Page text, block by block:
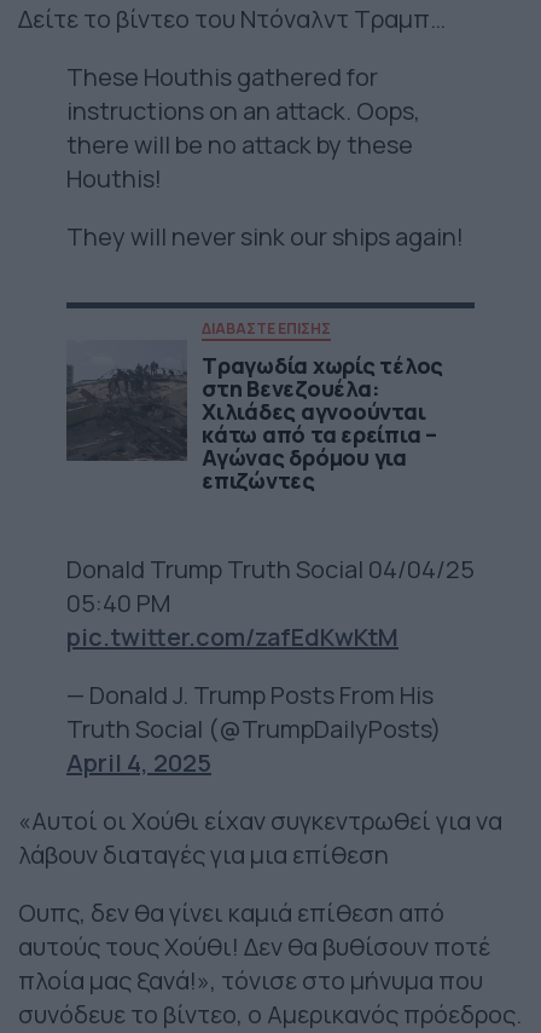
Δείτε το βίντεο του Ντόναλντ Τραμπ…
These Houthis gathered for
instructions on an attack. Oops,
there will be no attack by these
Houthis!
They will never sink our ships again!
ΔΙΑΒΑΣΤΕ ΕΠΙΣΗΣ
Τραγωδία χωρίς τέλος
στη Βενεζουέλα:
Χιλιάδες αγνοούνται
κάτω από τα ερείπια –
Αγώνας δρόμου για
επιζώντες
Donald Trump Truth Social 04/04/25
05:40 PM
pic.twitter.com/zafEdKwKtM
— Donald J. Trump Posts From His
Truth Social (@TrumpDailyPosts)
April 4, 2025
«Αυτοί οι Χούθι είχαν συγκεντρωθεί για να
λάβουν διαταγές για μια επίθεση
Ουπς, δεν θα γίνει καμιά επίθεση από
αυτούς τους Χούθι! Δεν θα βυθίσουν ποτέ
πλοία μας ξανά!», τόνισε στο μήνυμα που
συνόδευε το βίντεο, ο Αμερικανός πρόεδρος.